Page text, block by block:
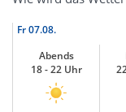
Fr07.08.
Abends
18 - 22 Uhr